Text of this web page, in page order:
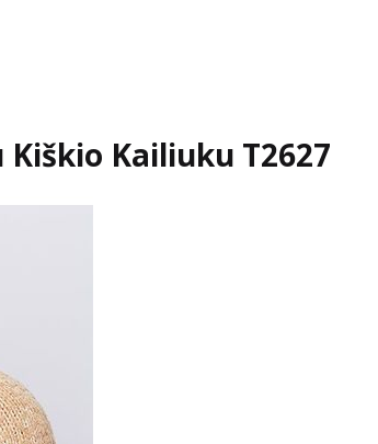
Kailiuku T2627